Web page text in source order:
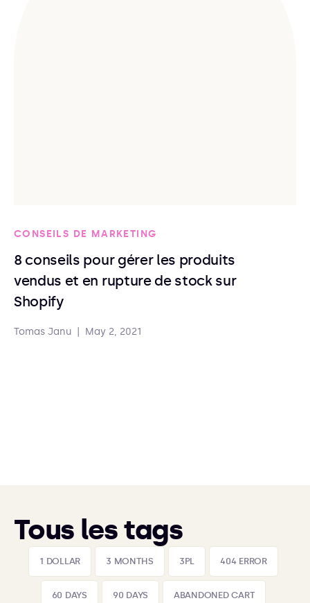
CONSEILS DE MARKETING
8 conseils pour gérer les produits
vendus et en rupture de stock sur
Shopify
Tomas Janu May 2, 2021
Tous les tags
1 DOLLAR 3 MONTHS 3PL 404 ERROR
60 DAYS 90 DAYS ABANDONED CART